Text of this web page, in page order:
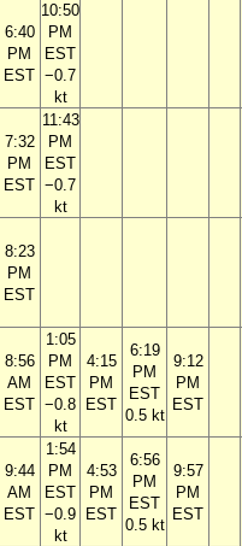
6:40
PM
EST
10:50
PM
EST
−0.7
kt
7:32
PM
EST
11:43
PM
EST
−0.7
kt
8:23
PM
EST
8:56
AM
EST
1:05
PM
EST
−0.8
kt
4:15
PM
EST
6:19
PM
EST
0.5 kt
9:12
PM
EST
9:44
AM
EST
1:54
PM
EST
−0.9
kt
4:53
PM
EST
6:56
PM
EST
0.5 kt
9:57
PM
EST